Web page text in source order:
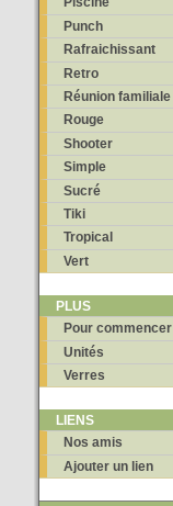
Punch
Rafraichissant
Retro
Réunion familiale
Rouge
Shooter
Simple
Sucré
Tiki
Tropical
Vert
PLUS
Pour commencer
Unités
Verres
LIENS
Nos amis
Ajouter un lien